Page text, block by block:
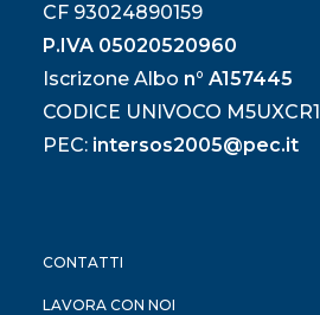
CF 93024890159
P.IVA 05020520960
Iscrizone Albo n° A157445
CODICE UNIVOCO M5UXCR1
PEC: intersos2005@pec.it
CONTATTI
LAVORA CON NOI